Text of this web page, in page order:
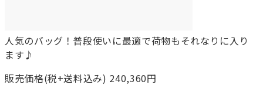
人気のバッグ！普段使いに最適で荷物もそれなりに入り
ます♪
販売価格(税+送料込み) 240,360円